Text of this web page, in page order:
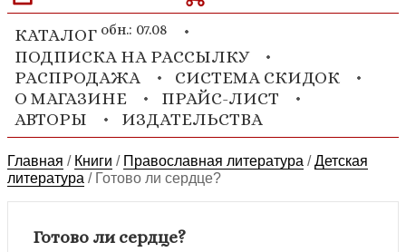
КАТАЛОГ обн.: 07.08
ПОДПИСКА НА РАССЫЛКУ
РАСПРОДАЖА
СИСТЕМА СКИДОК
О МАГАЗИНЕ
ПРАЙС-ЛИСТ
АВТОРЫ
ИЗДАТЕЛЬСТВА
Главная / Книги / Православная литература /Детская
литература / Готово ли сердце?
Готово ли сердце?